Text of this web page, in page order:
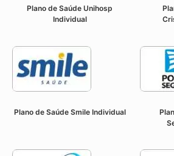
Plano de Saúde Unihosp
Individual
Plano de Saúde Smile Individual